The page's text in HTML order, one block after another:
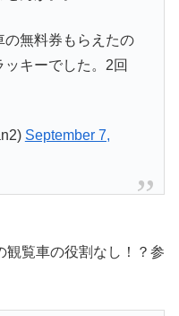
の無料券もらえたの
キーでした。2回
September 7,
観覧車の役割なし！？参